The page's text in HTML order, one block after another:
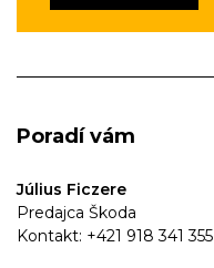
Poradí vám
Július Ficzere
Predajca Škoda
Kontakt: +421 918 341 355